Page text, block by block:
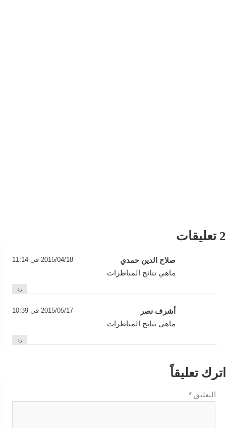
2 تعليقات
صلاح الدين حمدي 2015/04/18 في 11:14
ماهي نتائج المناظرات
رد
أشرف نصر 2015/05/17 في 10:39
ماهي نتائج المناظرات
رد
اترك تعليقاً
التعليق *